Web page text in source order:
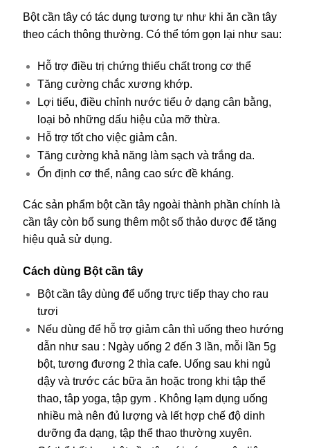
Bột cần tây có tác dụng tương tự như khi ăn cần tây
theo cách thông thường. Có thể tóm gọn lại như sau:
Hỗ trợ điều trị chứng thiếu chất trong cơ thể
Tăng cường chắc xương khớp.
Lợi tiểu, điều chỉnh nước tiểu ở dạng cân bằng,
loại bỏ những dấu hiệu của mỡ thừa.
Hỗ trợ tốt cho việc giảm cân.
Tăng cường khả năng làm sạch và trắng da.
Ổn định cơ thể, nâng cao sức đề kháng.
Các sản phẩm bột cần tây ngoài thành phần chính là
cần tây còn bổ sung thêm một số thảo dược để tăng
hiệu quả sử dụng.
Cách dùng Bột cần tây
Bột cần tây dùng để uống trực tiếp thay cho rau
tươi
Nếu dùng để hỗ trợ giảm cân thì uống theo hướng
dẫn như sau : Ngày uống 2 đến 3 lần, mỗi lần 5g
bột, tương đương 2 thìa cafe. Uống sau khi ngủ
dậy và trước các bữa ăn hoặc trong khi tập thể
thao, tâp yoga, tập gym . Không lạm dụng uống
nhiều mà nên đủ lượng và lết hợp chế độ dinh
dưỡng đa dạng, tập thể thao thường xuyên.